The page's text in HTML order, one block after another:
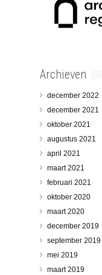
Archieven
december 2022
december 2021
oktober 2021
augustus 2021
april 2021
maart 2021
februari 2021
oktober 2020
maart 2020
december 2019
september 2019
mei 2019
maart 2019